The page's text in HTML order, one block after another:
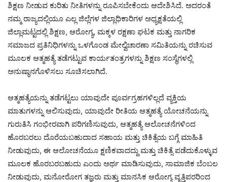
ಶಿಕ್ಷಣ ನೀಡುವ ಕುರಿತು ನೀತಿಗಳನ್ನು ರೂಪಿಸಬೇಕೆಂದು ಆದೇಶಿಸಿದೆ. ಅದರಂತೆ
ನಮ್ಮ ರಾಜ್ಯದಲ್ಲಿಯೂ ಎಲ್ಲ ಜಿಲ್ಲೆಗಳ ಜಿಲ್ಲಾಧಿಕಾರಿಗಳ ಅಧ್ಯಕ್ಷತೆಯಲ್ಲಿ
ಜಿಲ್ಲಾಮಟ್ಟದಲ್ಲಿ ಶಿಕ್ಷಣ, ಆರೋಗ್ಯ, ಮಕ್ಕಳ ರಕ್ಷಣಾ ಘಟಕ ಮತ್ತು ನಾಗರಿಕ
ಸಮಾಜದ ಪ್ರತಿನಿಧಿಗಳನ್ನು ಒಳಗೊಂಡ ಮೇಲ್ವಿಚಾರಣಾ ಸಮಿತಿಯನ್ನು ರಚಿಸುವ
ಮೂಲಕ ಆತ್ಮಹತ್ಯೆ ತಡೆಗಟ್ಟುವ ಕಾರ್ಯತಂತ್ರಗಳನ್ನು ಶಿಕ್ಷಣ ಸಂಸ್ಥೆಗಳಲ್ಲಿ
ಅನುಷ್ಠಾನಗೊಳಿಸಲು ಸೂಚಿಸಲಾಗಿದೆ.
ಆತ್ಮಹತ್ಯೆಯನ್ನು ತಡೆಗಟ್ಟಲು ಯಾವುದೇ ಪೂರ್ವಗ್ರಹಗಳಿಲ್ಲದೆ ವ್ಯಕ್ತಿಯ
ಮಾತುಗಳನ್ನು ಆಲಿಸುವುದು, ಯಾವುದೇ ರೀತಿಯ ಆತ್ಮಹತ್ಯೆ ಯೋಚನೆಯನ್ನು
ಗುರುತಿಸಿ ಗಂಭೀರವಾಗಿ ಪರಿಗಣಿಸುವುದು, ಆತ್ಮಹತ್ಯೆ ಆಲೋಚನೆಗಳಿಂದ
ಹೊರಬರಲು ದೊರೆಯಬಹುದಾದ ಸಹಾಯ ಮತ್ತು ಚಿಕಿತ್ಸೆಯ ಬಗ್ಗೆ ಮಾಹಿತಿ
ನೀಡುವುದು, ಈ ಆಲೋಚನೆಯೂ ಕ್ಷಣಿಕವಾದದ್ದು ಮತ್ತು ಚಿಕಿತ್ಸೆ ಪಡೆದುಕೊಳ್ಳುವ
ಮೂಲಕ ಹೊರಬರಬಹುದು ಎಂದು ಅರ್ಥ ಮಾಡಿಸುವುದು, ಸಾಮಾಜಿಕ ಬೆಂಬಲ
ನೀಡುವುದು, ಮನೋರೋಗ ತಜ್ಞರು ಮತ್ತು ಮಾನಸಿಕ ಆರೋಗ್ಯ ವೃತ್ತಿಪರರಿಂದ